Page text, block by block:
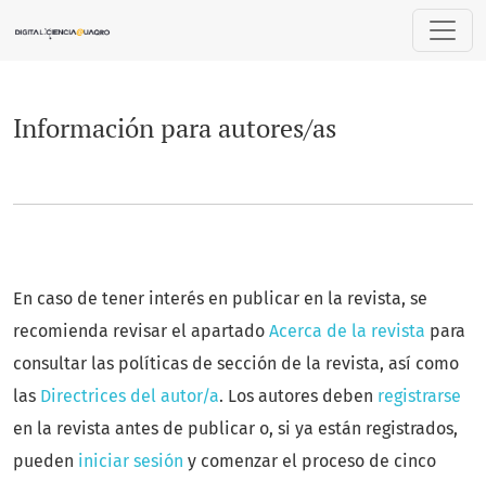
Información para autores/as
En caso de tener interés en publicar en la revista, se
recomienda revisar el apartado Acerca de la revista para
consultar las políticas de sección de la revista, así como
las Directrices del autor/a. Los autores deben registrarse
en la revista antes de publicar o, si ya están registrados,
pueden iniciar sesión y comenzar el proceso de cinco